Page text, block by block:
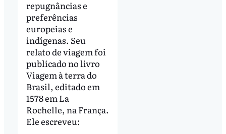
repugnâncias e
preferências
europeias e
indígenas. Seu
relato de viagem foi
publicado no livro
Viagem à terra do
Brasil, editado em
1578 em La
Rochelle, na França.
Ele escreveu: